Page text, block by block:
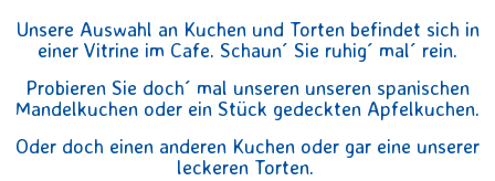
Unsere Auswahl an Kuchen und Torten befindet sich in
einer Vitrine im Cafe. Schaun´ Sie ruhig´ mal´ rein.
Probieren Sie doch´ mal unseren unseren spanischen
Mandelkuchen oder ein Stück gedeckten Apfelkuchen.
Oder doch einen anderen Kuchen oder gar eine unserer
leckeren Torten.